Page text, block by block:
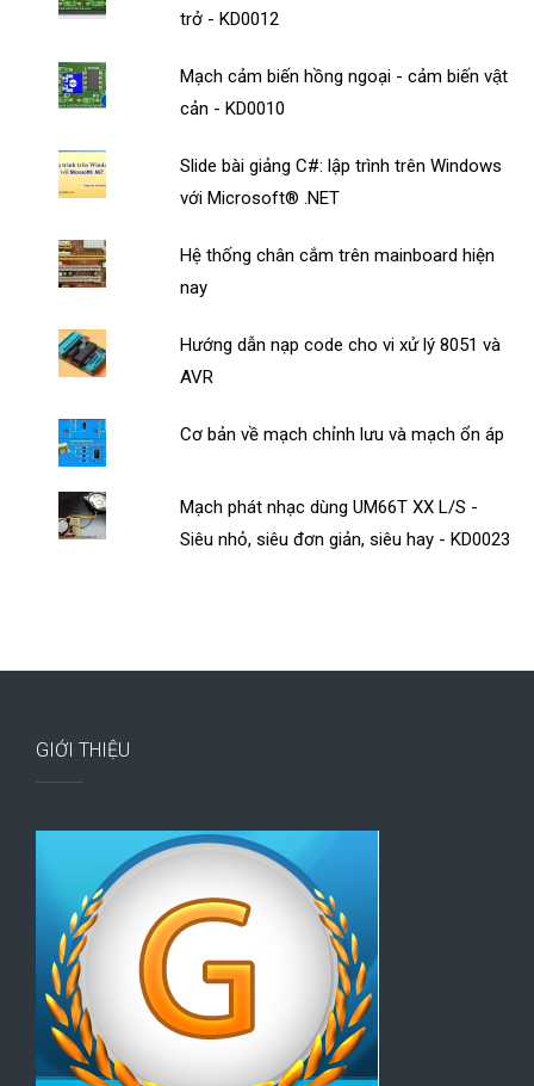
trở - KD0012
Mạch cảm biến hồng ngoại - cảm biến vật
cản - KD0010
Slide bài giảng C#: lập trình trên Windows
với Microsoft® .NET
Hệ thống chân cắm trên mainboard hiện
nay
Hướng dẫn nạp code cho vi xử lý 8051 và
AVR
Cơ bản về mạch chỉnh lưu và mạch ổn áp
Mạch phát nhạc dùng UM66T XX L/S -
Siêu nhỏ, siêu đơn giản, siêu hay - KD0023
GIỚI THIỆU